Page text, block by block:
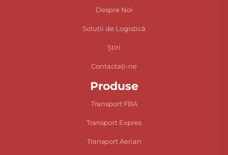
Despre Noi
Soluții de Logistică
Știri
Contactați-ne
Produse
Transport FBA
Transport Expres
Transport Aerian